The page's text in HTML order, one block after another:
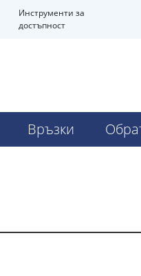
Инструменти за
достъпност
Връзки